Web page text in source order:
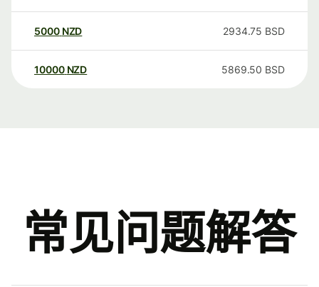
5000 NZD 2934.75 BSD
10000 NZD 5869.50 BSD
常见问题解答